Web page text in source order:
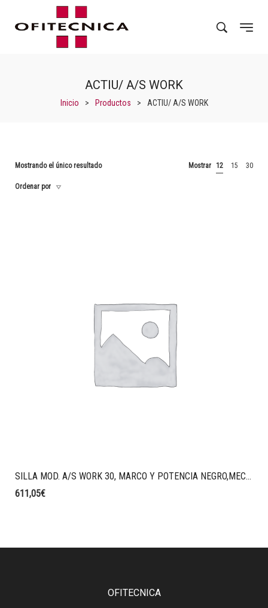
ACTIU/ A/S WORK
Inicio > Productos > ACTIU/ A/S WORK
Mostrando el único resultado Mostrar 12 15 30
Ordenar por
SILLA MOD. A/S WORK 30, MARCO Y POTENCIA NEGRO,MECAMISMO SINCRO CON LIMITACIÓN, BRAZOS POLIPROPILENO NEGRO 4D, BASE POLIAMIDA NEGRA, RUEDAS STANDARD NEGRAS, CABECERO TAPIZADO AL08, RESPALDO AL08 Y ASIENTO EN AO08
611,05€
OFITECNICA